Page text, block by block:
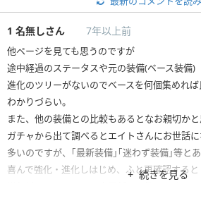
1 名無しさん 7年以上前
他ページを見ても思うのですが
途中経過のステータスや元の装備(ベース装備)
進化のツリーがないのでベースを何個集めれ
わかりづらい。
また、他の装備との比較もあるとなお親切かと
ガチャから出て調べるとエイトさんにお世話
多いのですが、｢最新装備｣｢迷わず装備｣等と
喜んで強化・進化しはじめ、ふと再確認すると
続きを見る